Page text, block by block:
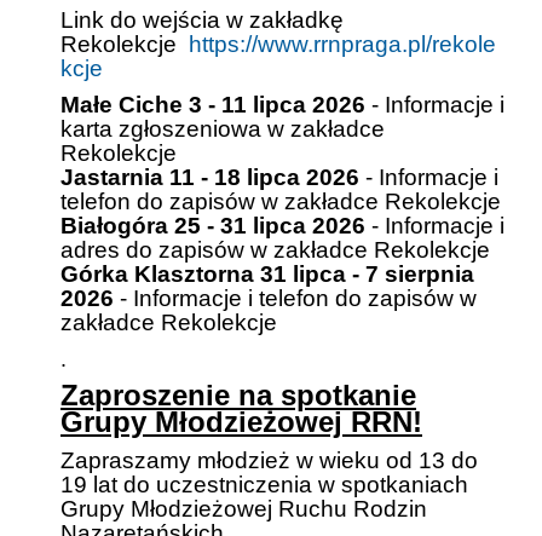
Link do wejścia w zakładkę
Rekolekcje
https://www.rrnpraga.pl/rekole
kcje
Małe Ciche 3 - 11 lipca 2026 - Informacje i
karta zgłoszeniowa w zakładce
Rekolekcje
Jastarnia 11 - 18 lipca 2026 - Informacje i
telefon do zapisów w zakładce Rekolekcje
Białogóra 25 - 31 lipca 2026 - Informacje i
adres do zapisów w zakładce Rekolekcje
Górka Klasztorna 31 lipca - 7 sierpnia
2026 - Informacje i telefon do zapisów w
zakładce Rekolekcje
.
Zaproszenie na spotkanie
Grupy Młodzieżowej RRN!
Zapraszamy młodzież w wieku od 13 do
19 lat do uczestniczenia w spotkaniach
Grupy Młodzieżowej Ruchu Rodzin